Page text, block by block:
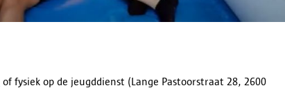
of fysiek op de jeugddienst (Lange Pastoorstraat 28, 2600